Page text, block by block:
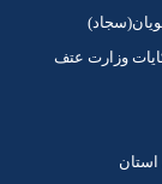
وزارت عتف